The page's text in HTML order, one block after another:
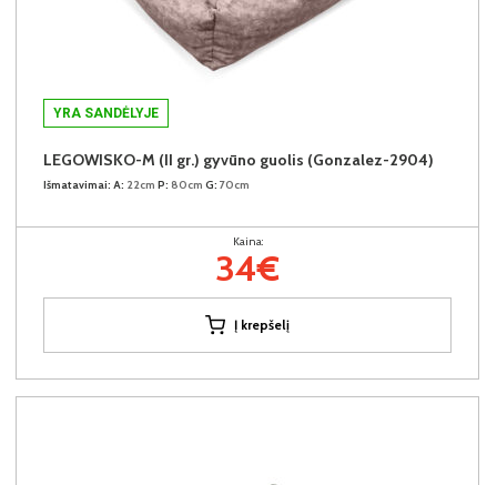
YRA SANDĖLYJE
LEGOWISKO-M (II gr.) gyvūno guolis (Gonzalez-2904)
Išmatavimai: A: 22cm P: 80cm G: 70cm
Kaina:
34€
Į krepšelį